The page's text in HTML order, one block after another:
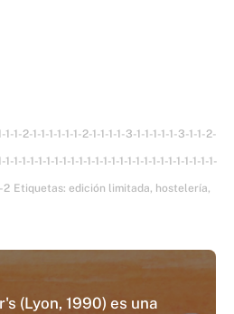
1-2-1-1-1-1-1-1-2-1-1-1-1-3-1-1-1-1-1-3-1-1-2-
1-1-1-1-1-1-1-1-1-1-1-1-1-1-1-1-1-1-1-1-1-1-1-1-1-1-
2 Etiquetas: edición limitada, hostelería,
(Lyon, 1990) es una